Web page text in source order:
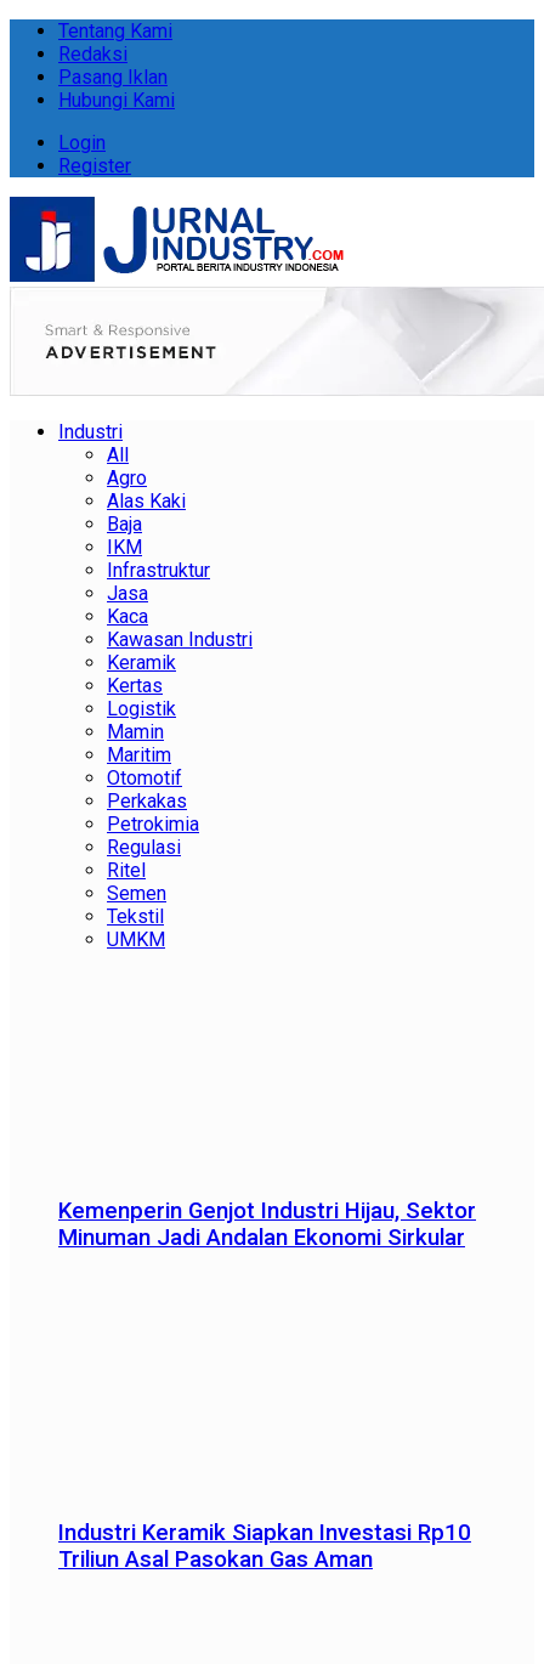
Tentang Kami
Redaksi
Pasang Iklan
Hubungi Kami
Login
Register
Industri
All
Agro
Alas Kaki
Baja
IKM
Infrastruktur
Jasa
Kaca
Kawasan Industri
Keramik
Kertas
Logistik
Mamin
Maritim
Otomotif
Perkakas
Petrokimia
Regulasi
Ritel
Semen
Tekstil
UMKM
Kemenperin Genjot Industri Hijau, Sektor
Minuman Jadi Andalan Ekonomi Sirkular
Industri Keramik Siapkan Investasi Rp10
Triliun Asal Pasokan Gas Aman